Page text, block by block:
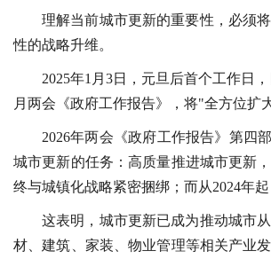
理解当前城市更新的重要性，必须
性的战略升维。
2025年1月3日，元旦后首个工作日
月两会《政府工作报告》，将"全方位扩
2026年两会《政府工作报告》第四
城市更新的任务：高质量推进城市更新
终与城镇化战略紧密捆绑；而从2024年
这表明，城市更新已成为推动城市
材、建筑、家装、物业管理等相关产业